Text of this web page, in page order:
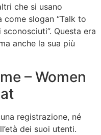
che si usano
come slogan “Talk to
Questa era
anche la sua più
– Women
registrazione, né
dei suoi utenti.